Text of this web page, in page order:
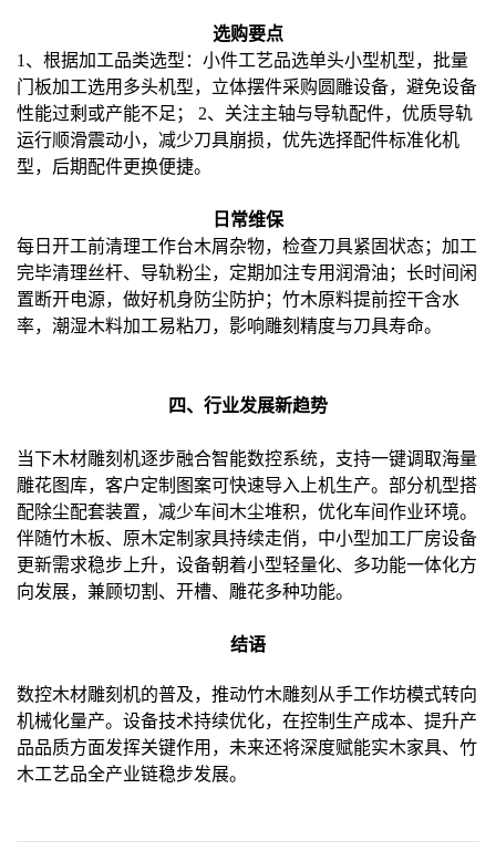
选购要点
1、根据加工品类选型：小件工艺品选单头小型机型，批量
门板加工选用多头机型，立体摆件采购圆雕设备，避免设备
性能过剩或产能不足； 2、关注主轴与导轨配件，优质导轨
运行顺滑震动小，减少刀具崩损，优先选择配件标准化机
型，后期配件更换便捷。
日常维保
每日开工前清理工作台木屑杂物，检查刀具紧固状态；加工
完毕清理丝杆、导轨粉尘，定期加注专用润滑油；长时间闲
置断开电源，做好机身防尘防护；竹木原料提前控干含水
率，潮湿木料加工易粘刀，影响雕刻精度与刀具寿命。
四、行业发展新趋势
当下木材雕刻机逐步融合智能数控系统，支持一键调取海量
雕花图库，客户定制图案可快速导入上机生产。部分机型搭
配除尘配套装置，减少车间木尘堆积，优化车间作业环境。
伴随竹木板、原木定制家具持续走俏，中小型加工厂房设备
更新需求稳步上升，设备朝着小型轻量化、多功能一体化方
向发展，兼顾切割、开槽、雕花多种功能。
结语
数控木材雕刻机的普及，推动竹木雕刻从手工作坊模式转向
机械化量产。设备技术持续优化，在控制生产成本、提升产
品品质方面发挥关键作用，未来还将深度赋能实木家具、竹
木工艺品全产业链稳步发展。